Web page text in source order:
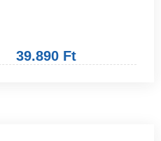
39.890 Ft